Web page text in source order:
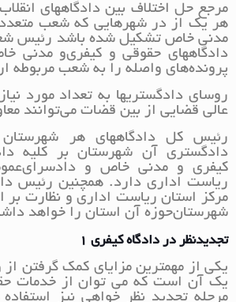
مرجع حل اختلاف بین دادگاههای
هر یک از در شهرهایی که شعب
مدنی خاص تشکیل شده باشد رئیس
دادگاههای حقوقی و کیفری‌و مدنی
پرونده‌های واصله را به شعب مربوطه
روسای دادگستریها به تعداد مورد
عالی قضایی از بین قضات می‌توانند
رئیس کل دادگاههای هر
دادگستری آن شهرستان بر کلیه
کیفری و مدنی خاص و
ریاست اداری دارد. همچنین رئیس
مرکز استان ریاست اداری و نظارت بر
شهرستان‌حوزه آن استان را خواهد
تجدیدنظر در دادگاه کیفری 1
یکی از مهمترین مزایای کمک گرفتن از
یک آن است که می توان از خدمات
مرحله تجدید نظر خواهی نیز